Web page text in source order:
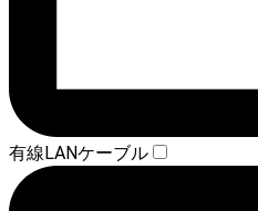
有線LANケーブル